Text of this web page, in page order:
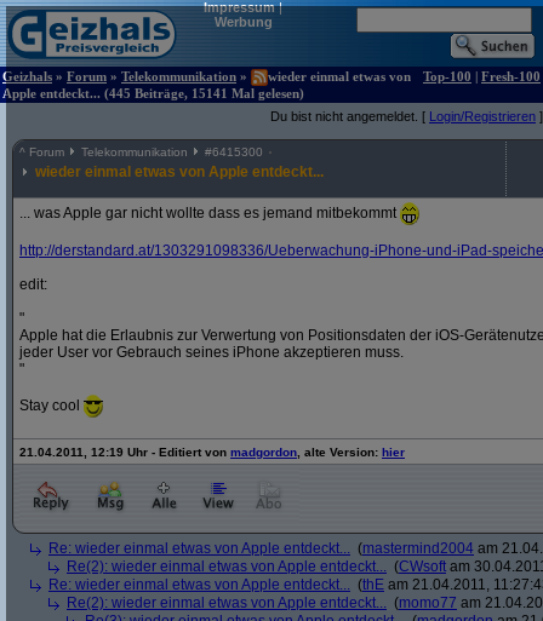
Impressum|
Werbung
Geizhals » Forum » Telekommunikation »
wieder einmal etwas von
Apple entdeckt... (445 Beiträge, 15141 Mal gelesen)
Top-100 | Fresh-100
Du bist nicht angemeldet. [ Login/Registrieren ]
^ Forum Telekommunikation #6415300
wieder einmal etwas von Apple entdeckt...
... was Apple gar nicht wollte dass es jemand mitbekommt
http://derstandard.at/1303291098336/Ueberwachung-iPhone-und-iPad-
edit:
"
Apple hat die Erlaubnis zur Verwertung von Positionsdaten der iOS-
jeder User vor Gebrauch seines iPhone akzeptieren muss.
"
Stay cool
21.04.2011, 12:19 Uhr - Editiert von madgordon , alte Version: hier
Re: wieder einmal etwas von Apple entdeckt... (mastermind2004 am
Re(2): wieder einmal etwas von Apple entdeckt... (CWsoft am
Re: wieder einmal etwas von Apple entdeckt... (thE am 21.04.2011,
Re(2): wieder einmal etwas von Apple entdeckt... (momo77 am